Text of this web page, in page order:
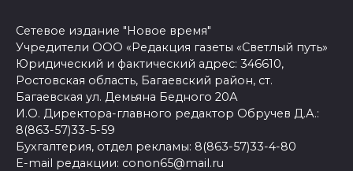
Сетевое издание "Новое время"
Учредители ООО «Редакция газеты «Светлый путь»
Юридический и фактический адрес: 346610,
Ростовская область, Багаевский район, ст.
Багаевская ул. Демьяна Бедного 20А
И.О. Директора-главного редактор Обручев Д.А.:
8(863-57)33-5-59
Бухгалтерия, отдел рекламы: 8(863-57)33-4-80
E-mail редакции: conon65@mail.ru